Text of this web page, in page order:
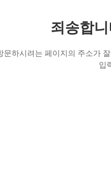
죄송합
문하시려는 페이지의 주소가
입